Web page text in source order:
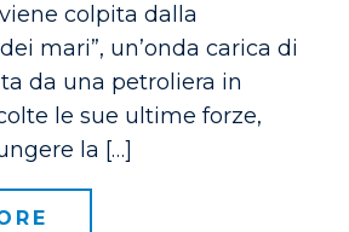
colpita dalla
mari”, un’onda carica di
da una petroliera in
le sue ultime forze,
la […]